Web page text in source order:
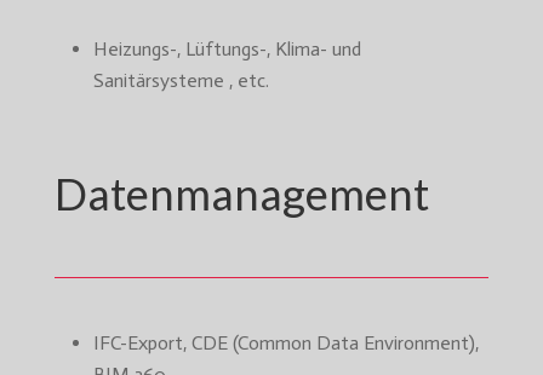
Heizungs-, Lüftungs-, Klima- und
Sanitärsysteme , etc.
Datenmanagement
IFC-Export, CDE (Common Data Environment),